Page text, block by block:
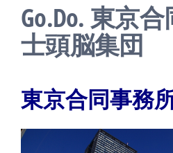
Go.Do. 東京
士頭脳集団
東京合同事務